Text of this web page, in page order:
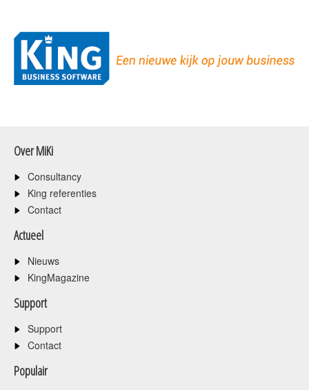
Over MiKi
Consultancy
King referenties
Contact
Actueel
Nieuws
KingMagazine
Support
Support
Contact
Populair